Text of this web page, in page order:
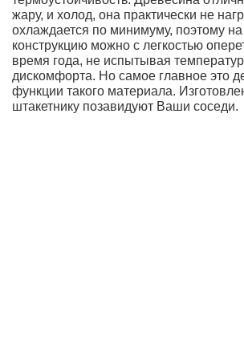
жару, и холод, она практически не
охлаждается по минимуму, поэтому
конструкцию можно с легкостью
время года, не испытывая
дискомфорта. Но самое главное это
функции такого материала.
штакетнику позавидуют Ваши соседи.